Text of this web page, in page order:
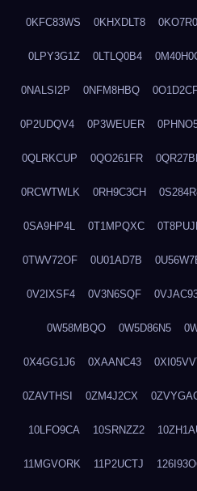
0KFC83WS 0KHXDLT8
0LPY3G1Z 0LTLQ0B4
0NALSI2P 0NFM8HBQ
0P2UDQV4 0P3WEUER
0QLRKCUP 0QO261FR
0RCWTWLK 0RH9C3CH
0SA9HP4L 0T1MPQXC
0TWV72OF 0U01AD7B
0V2IXSF4 0V3N6SQF
0W58MBQO 0W5D86N5
0X4GG1J6 0XAANC43
0ZAVTHSI 0ZM4J2CX
10LFO9CA 10SRNZZ2
11MGVORK 11P2UCTJ